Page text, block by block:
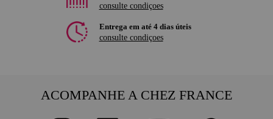
consulte condiçoes
Entrega em até 4 dias úteis
consulte condiçoes
ACOMPANHE A CHEZ FRANCE